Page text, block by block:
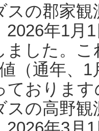
スの郡家
2026年1月
ました。こ
（通年、
ておりま
スの高野